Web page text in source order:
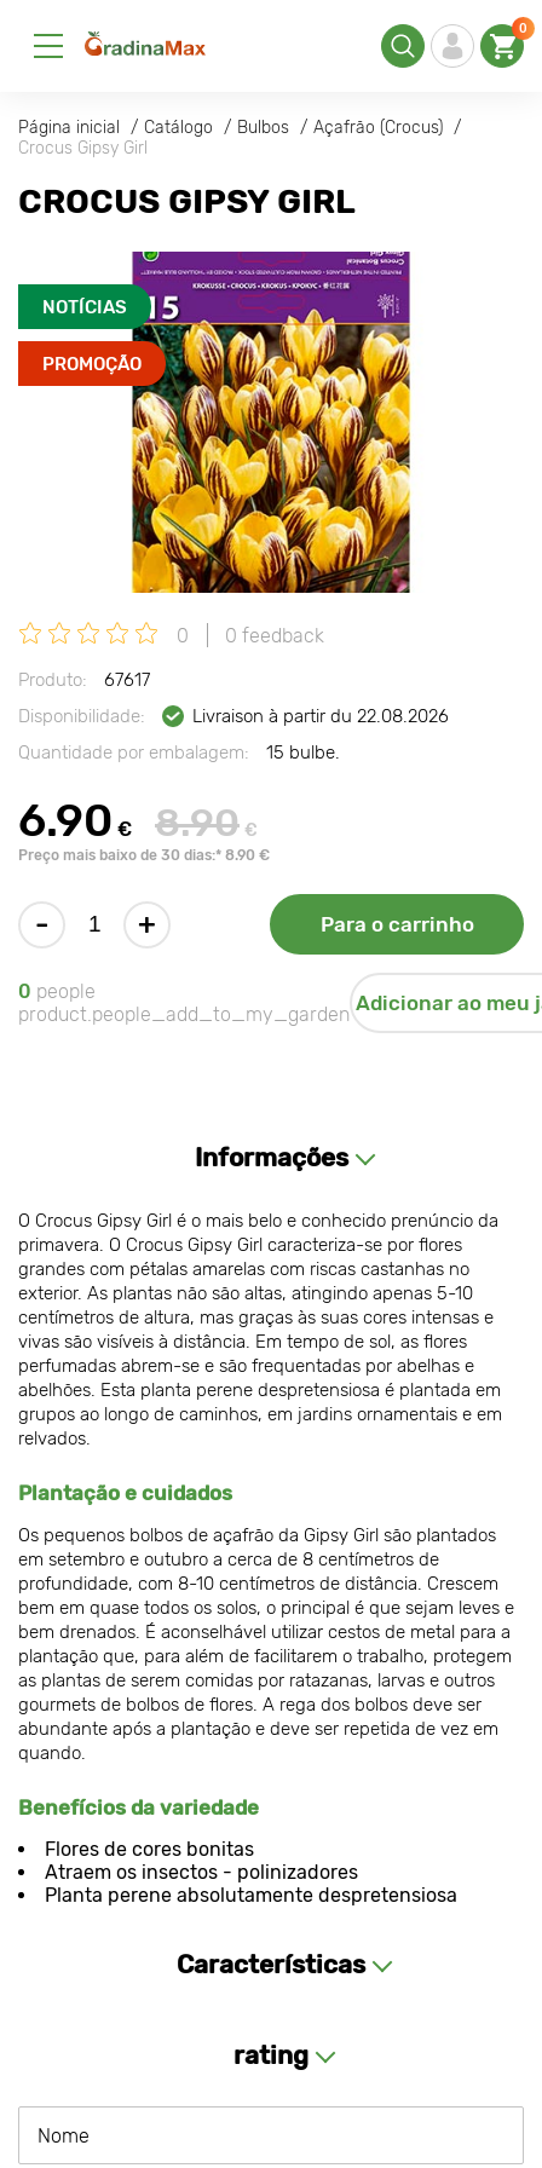
0
Página inicial Catálogo Bulbos
Açafrão (Crocus)
Crocus Gipsy Girl
CROCUS GIPSY GIRL
NOTÍCIAS
PROMOÇÃO
0 0 feedback
Produto:
67617
Disponibilidade:
Livraison à partir du 22.08.2026
Quantidade por embalagem:
15 bulbe.
6.90 € 8.90 €
Preço mais baixo de 30 dias:* 8.90 €
- + Para o carrinho
0 people
product.people_add_to_my_garden Adicionar ao meu
Informações
O Crocus Gipsy Girl é o mais belo e conhecido prenúncio da
primavera. O Crocus Gipsy Girl caracteriza-se por flores
grandes com pétalas amarelas com riscas castanhas no
exterior. As plantas não são altas, atingindo apenas 5-10
centímetros de altura, mas graças às suas cores intensas e
vivas são visíveis à distância. Em tempo de sol, as flores
perfumadas abrem-se e são frequentadas por abelhas e
abelhões. Esta planta perene despretensiosa é plantada em
grupos ao longo de caminhos, em jardins ornamentais e em
relvados.
Plantação e cuidados
Os pequenos bolbos de açafrão da Gipsy Girl são plantados
em setembro e outubro a cerca de 8 centímetros de
profundidade, com 8-10 centímetros de distância. Crescem
bem em quase todos os solos, o principal é que sejam leves e
bem drenados. É aconselhável utilizar cestos de metal para a
plantação que, para além de facilitarem o trabalho, protegem
as plantas de serem comidas por ratazanas, larvas e outros
gourmets de bolbos de flores. A rega dos bolbos deve ser
abundante após a plantação e deve ser repetida de vez em
quando.
Benefícios da variedade
Flores de cores bonitas
Atraem os insectos - polinizadores
Planta perene absolutamente despretensiosa
Características
rating